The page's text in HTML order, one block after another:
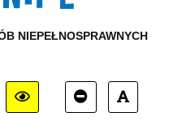
NIEPEŁNOSPRAWNYCH